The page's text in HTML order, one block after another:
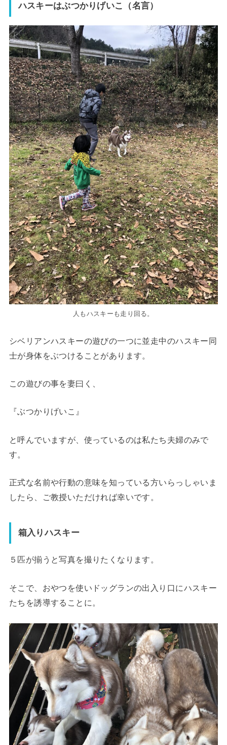
ハスキーはぶつかりげいこ（名言）
人もハスキーも走り回る。
シベリアンハスキーの遊びの一つに並走中のハスキー同
士が身体をぶつけることがあります。
この遊びの事を妻曰く、
『ぶつかりげいこ』
と呼んでいますが、使っているのは私たち夫婦のみで
す。
正式な名前や行動の意味を知っている方いらっしゃいま
したら、ご教授いただければ幸いです。
箱入りハスキー
５匹が揃うと写真を撮りたくなります。
そこで、おやつを使いドッグランの出入り口にハスキー
たちを誘導することに。